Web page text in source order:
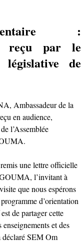
:
reçu par le
législative de
Ambassadeur de la
en audience,
l’Assemblée
une lettre officielle
l’invitant à
que nous espérons
d’orientation
de partager cette
et des
déclaré SEM Om